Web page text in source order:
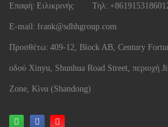
Επαφή: Ειλικρινής Τηλ:
E-mail: frank@sdhhgroup.com
Προσθέτω: 409-12, Block AB, Century
οδού Xinyu, Shunhua Road Street, περιοχή
Zone, Κίνα (Shandong)